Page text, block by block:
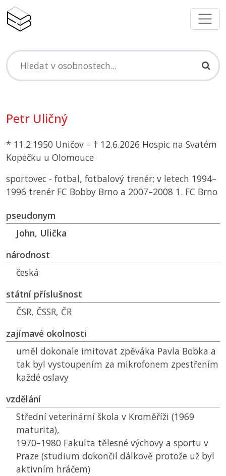
Petr Uličný
* 11.2.1950 Uničov – † 12.6.2026 Hospic na Svatém
Kopečku u Olomouce
sportovec - fotbal, fotbalový trenér; v letech 1994–
1996 trenér FC Bobby Brno a 2007–2008 1. FC Brno
pseudonym
John, Ulička
národnost
česká
státní příslušnost
ČSR, ČSSR, ČR
zajímavé okolnosti
uměl dokonale imitovat zpěváka Pavla Bobka a
tak byl vystoupením za mikrofonem zpestřením
každé oslavy
vzdělání
Střední veterinární škola v Kroměříži (1969
maturita),
1970–1980 Fakulta tělesné výchovy a sportu v
Praze (studium dokončil dálkově protože už byl
aktivním hráčem)